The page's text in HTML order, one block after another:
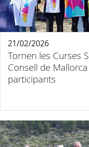
Tornen les Curses
Consell de
participants
21/02/2026